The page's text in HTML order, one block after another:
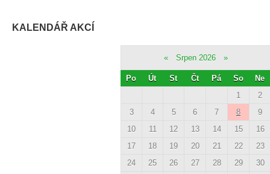
KALENDÁŘ AKCÍ
« Srpen 2026 »
Po Út St Čt Pá So
Ne
1
2
3
4 5 6 7 8
9
10
11 12 13 14 15
16
17
18 19 20 21 22
23
24
25 26 27 28 29
30